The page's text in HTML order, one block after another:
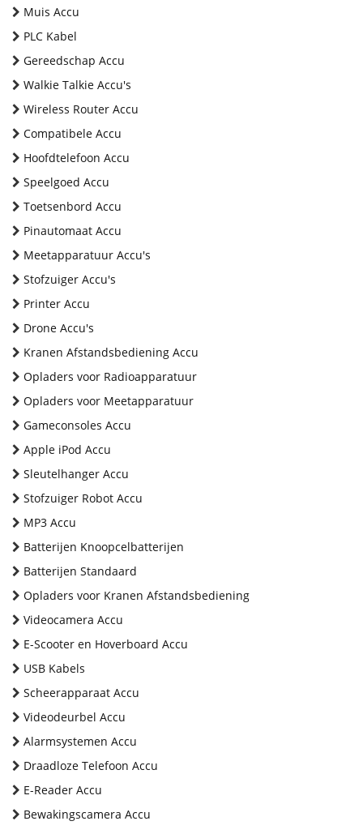
Muis Accu
PLC Kabel
Gereedschap Accu
Walkie Talkie Accu's
Wireless Router Accu
Compatibele Accu
Hoofdtelefoon Accu
Speelgoed Accu
Toetsenbord Accu
Pinautomaat Accu
Meetapparatuur Accu's
Stofzuiger Accu's
Printer Accu
Drone Accu's
Kranen Afstandsbediening Accu
Opladers voor Radioapparatuur
Opladers voor Meetapparatuur
Gameconsoles Accu
Apple iPod Accu
Sleutelhanger Accu
Stofzuiger Robot Accu
MP3 Accu
Batterijen Knoopcelbatterijen
Batterijen Standaard
Opladers voor Kranen Afstandsbediening
Videocamera Accu
E-Scooter en Hoverboard Accu
USB Kabels
Scheerapparaat Accu
Videodeurbel Accu
Alarmsystemen Accu
Draadloze Telefoon Accu
E-Reader Accu
Bewakingscamera Accu